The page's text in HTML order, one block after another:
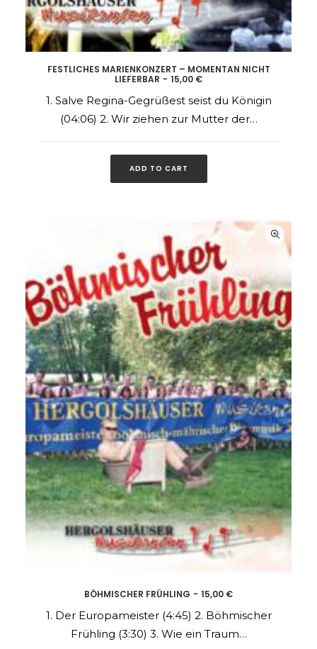
ADD TO CART
FESTLICHES MARIENKONZERT – MOMENTAN NICHT
LIEFERBAR
15,00 €
1. Salve Regina-Gegrüßest seist du Königin
(04:06) 2. Wir ziehen zur Mutter der…
ADD TO CART
BÖHMISCHER FRÜHLING 15,00 €
1. Der Europameister (4:45) 2. Böhmischer
Frühling (3:30) 3. Wie ein Traum…